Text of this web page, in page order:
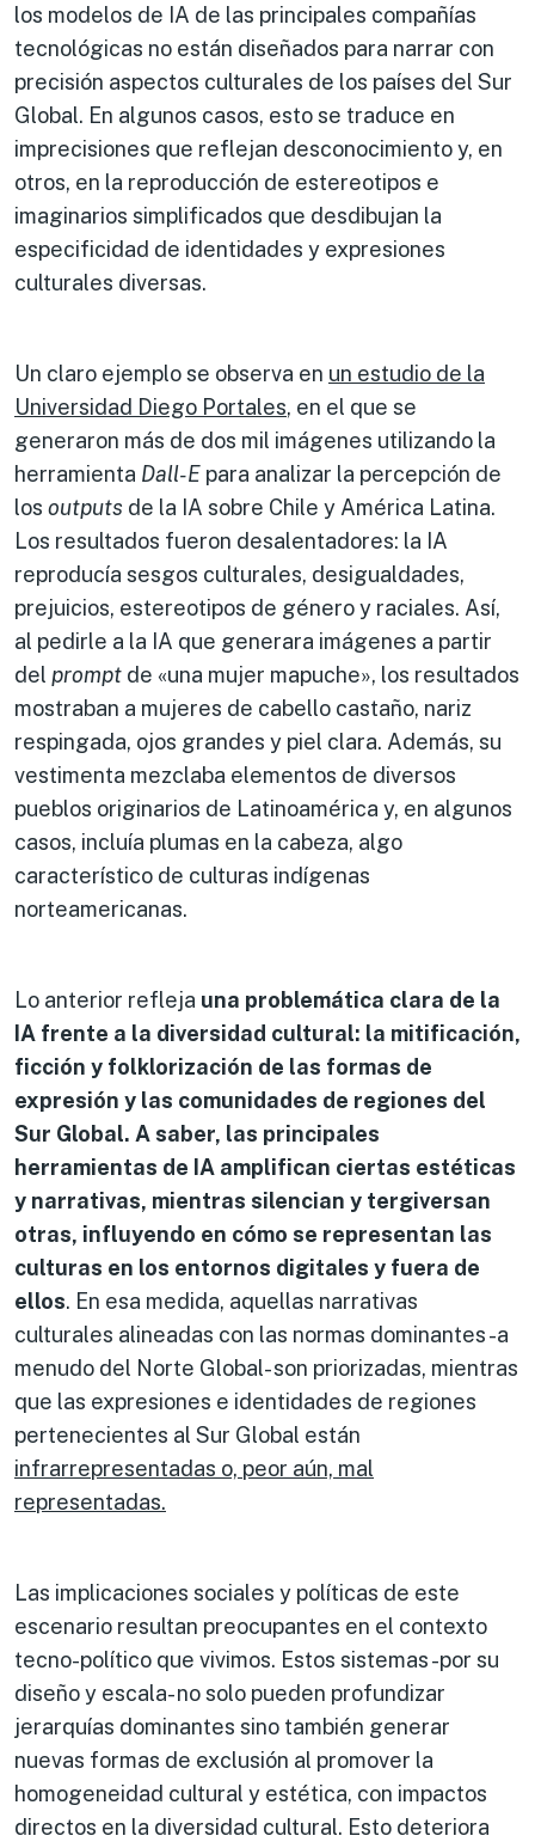
los modelos de IA de las principales compañías
tecnológicas no están diseñados para narrar con
precisión aspectos culturales de los países del Sur
Global. En algunos casos, esto se traduce en
imprecisiones que reflejan desconocimiento y, en
otros, en la reproducción de estereotipos e
imaginarios simplificados que desdibujan la
especificidad de identidades y expresiones
culturales diversas.
Un claro ejemplo se observa en un estudio de la
Universidad Diego Portales, en el que se
generaron más de dos mil imágenes utilizando la
herramienta Dall-E para analizar la percepción de
los outputs de la IA sobre Chile y América Latina.
Los resultados fueron desalentadores: la IA
reproducía sesgos culturales, desigualdades,
prejuicios, estereotipos de género y raciales. Así,
al pedirle a la IA que generara imágenes a partir
del prompt de «una mujer mapuche», los resultados
mostraban a mujeres de cabello castaño, nariz
respingada, ojos grandes y piel clara. Además, su
vestimenta mezclaba elementos de diversos
pueblos originarios de Latinoamérica y, en algunos
casos, incluía plumas en la cabeza, algo
característico de culturas indígenas
norteamericanas.
Lo anterior refleja una problemática clara de la
IA frente a la diversidad cultural: la mitificación,
ficción y folklorización de las formas de
expresión y las comunidades de regiones del
Sur Global. A saber, las principales
herramientas de IA amplifican ciertas estéticas
y narrativas, mientras silencian y tergiversan
otras, influyendo en cómo se representan las
culturas en los entornos digitales y fuera de
ellos. En esa medida, aquellas narrativas
culturales alineadas con las normas dominantes -a
menudo del Norte Global- son priorizadas, mientras
que las expresiones e identidades de regiones
pertenecientes al Sur Global están
infrarrepresentadas o, peor aún, mal
representadas.
Las implicaciones sociales y políticas de este
escenario resultan preocupantes en el contexto
tecno-político que vivimos. Estos sistemas -por su
diseño y escala- no solo pueden profundizar
jerarquías dominantes sino también generar
nuevas formas de exclusión al promover la
homogeneidad cultural y estética, con impactos
directos en la diversidad cultural. Esto deteriora